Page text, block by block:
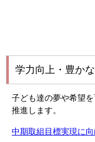
学力向上・豊か
子ども達の夢や希望
推進します。
中期取組目標実現に向